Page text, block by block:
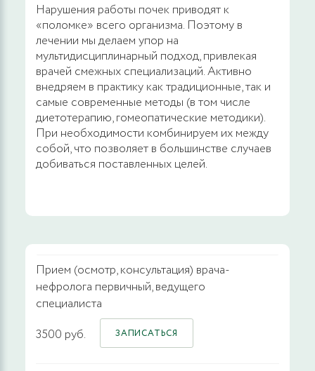
Нарушения работы почек приводят к
«поломке» всего организма. Поэтому в
лечении мы делаем упор на
мультидисциплинарный подход, привлекая
врачей смежных специализаций. Активно
внедряем в практику как традиционные, так и
самые современные методы (в том числе
диетотерапию, гомеопатические методики).
При необходимости комбинируем их между
собой, что позволяет в большинстве случаев
добиваться поставленных целей.
Прием (осмотр, консультация) врача-
нефролога первичный, ведущего
специалиста
3500 руб.
ЗАПИСАТЬСЯ